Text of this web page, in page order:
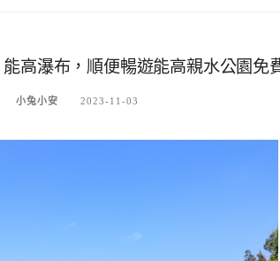
能高瀑布，順便暢遊能高親水公園免
小兔小安 2023-11-03